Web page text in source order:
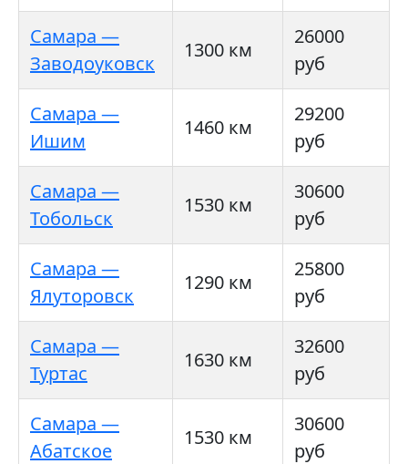
Самара —
Заводоуковск
1300 км
26000
руб
Самара —
Ишим
1460 км
29200
руб
Самара —
Тобольск
1530 км
30600
руб
Самара —
Ялуторовск
1290 км
25800
руб
Самара —
Туртас
1630 км
32600
руб
Самара —
Абатское
1530 км
30600
руб